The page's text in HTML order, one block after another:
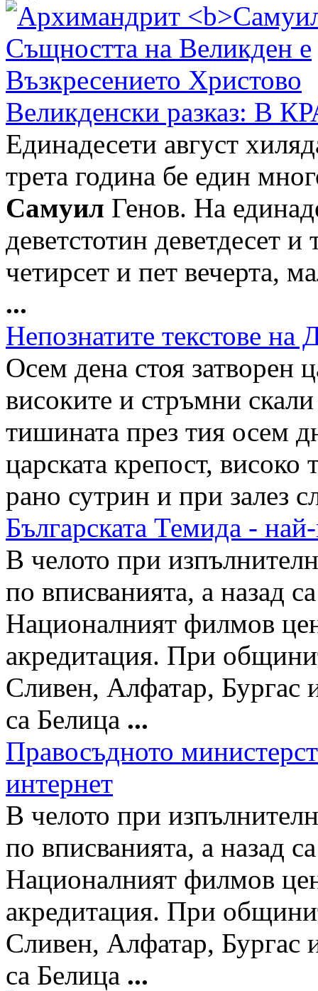
Великденски разказ: В
Единадесети август
трета година бе един
Самуил Генов. На
деветстотин деветдесет
четирсет и пет вечерта,
...
Непознатите текстове
Осем дена стоя затворен
високите и стръмни
тишината през тия осем
царската крепост,
рано сутрин и при залез
Българската Темида -
В челото при
по вписванията, а назад
Националният филмов
акредитация. При
Сливен, Алфатар, Бургас
са Белица ...
Правосъдното
интернет
В челото при
по вписванията, а назад
Националният филмов
акредитация. При
Сливен, Алфатар, Бургас
са Белица ...